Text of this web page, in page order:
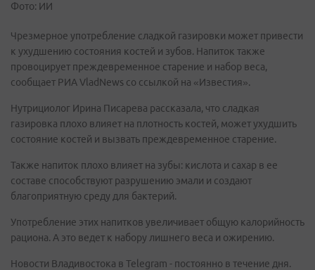
Фото: ИИ
Чрезмерное употребление сладкой газировки может привести
к ухудшению состояния костей и зубов. Напиток также
провоцирует преждевременное старение и набор веса,
сообщает РИА VladNews со ссылкой на «Известия».
Нутрициолог Ирина Писарева рассказала, что сладкая
газировка плохо влияет на плотность костей, может ухудшить
состояние костей и вызвать преждевременное старение.
Также напиток плохо влияет на зубы: кислота и сахар в ее
составе способствуют разрушению эмали и создают
благоприятную среду для бактерий.
Употребление этих напитков увеличивает общую калорийность
рациона. А это ведет к набору лишнего веса и ожирению.
Новости Владивостока в Telegram - постоянно в течение дня.